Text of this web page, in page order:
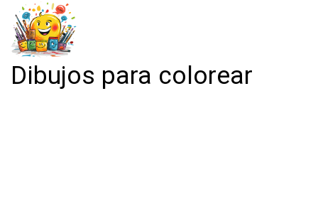
Dibujos para colorear